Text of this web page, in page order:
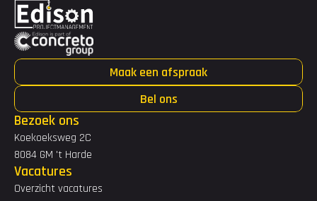
Maak een afspraak
Bel ons
Bezoek ons
Koekoeksweg 2C
8084 GM 't Harde
Vacatures
Overzicht vacatures